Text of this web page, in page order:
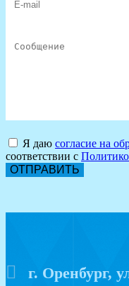
Я даю согласие на
соответствии с
ОТПРАВИТЬ
г. Оренбург,